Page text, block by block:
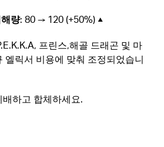
량: 80 → 120 (+50%) ▲
프린스,해골 드래곤 및 마
엘릭서 비용에 맞춰 조정되었습니
하고 합체하세요.